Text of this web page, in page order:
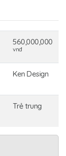
560,000,000
vnđ
Ken Design
Trẻ trung